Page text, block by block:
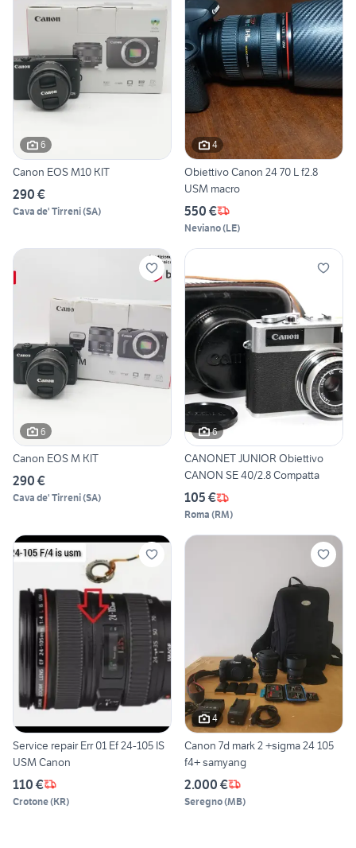
6
Canon EOS M10 KIT
290 €
Cava de' Tirreni(SA)
4
Obiettivo Canon 24 70 L f2.8
USM macro
550 €
Neviano(LE)
6
Canon EOS M KIT
290 €
Cava de' Tirreni(SA)
6
CANONET JUNIOR Obiettivo
CANON SE 40/2.8 Compatta
105 €
Roma (RM)
Service repair Err 01 Ef 24-105 IS
USM Canon
110 €
Crotone(KR)
4
Canon 7d mark 2 +sigma 24 105
f4+ samyang
2.000 €
Seregno(MB)